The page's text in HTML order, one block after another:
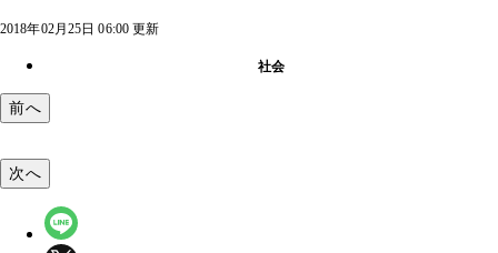
2018年02月25日 06:00 更新
社会
前へ
次へ